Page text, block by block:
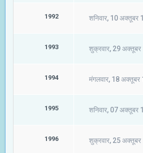
1992 शनिवार, 10 अक्तूबर
1993 शुक्रवार, 29
1994 मंगलवार, 18 अक्तूबर
1995 शनिवार, 07 अक्तूबर
1996 शुक्रवार, 25